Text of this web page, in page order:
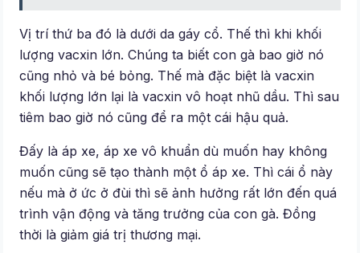
Vị trí thứ ba đó là dưới da gáy cổ. Thế thì khi khối
lượng vacxin lớn. Chúng ta biết con gà bao giờ nó
cũng nhỏ và bé bỏng. Thế mà đặc biệt là vacxin
khối lượng lớn lại là vacxin vô hoạt nhũ dầu. Thì sau
tiêm bao giờ nó cũng để ra một cái hậu quả.
Đấy là áp xe, áp xe vô khuẩn dù muốn hay không
muốn cũng sẽ tạo thành một ổ áp xe. Thì cái ổ này
nếu mà ở ức ở đùi thì sẽ ảnh hưởng rất lớn đến quá
trình vận động và tăng trưởng của con gà. Đồng
thời là giảm giá trị thương mại.